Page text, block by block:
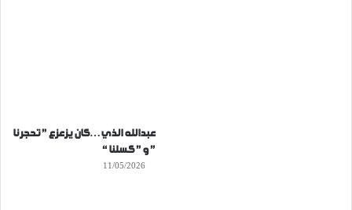
عبدالله الذي…كان يزعزع ” تحجرنا
” و ” كسلنا “
11/05/2026